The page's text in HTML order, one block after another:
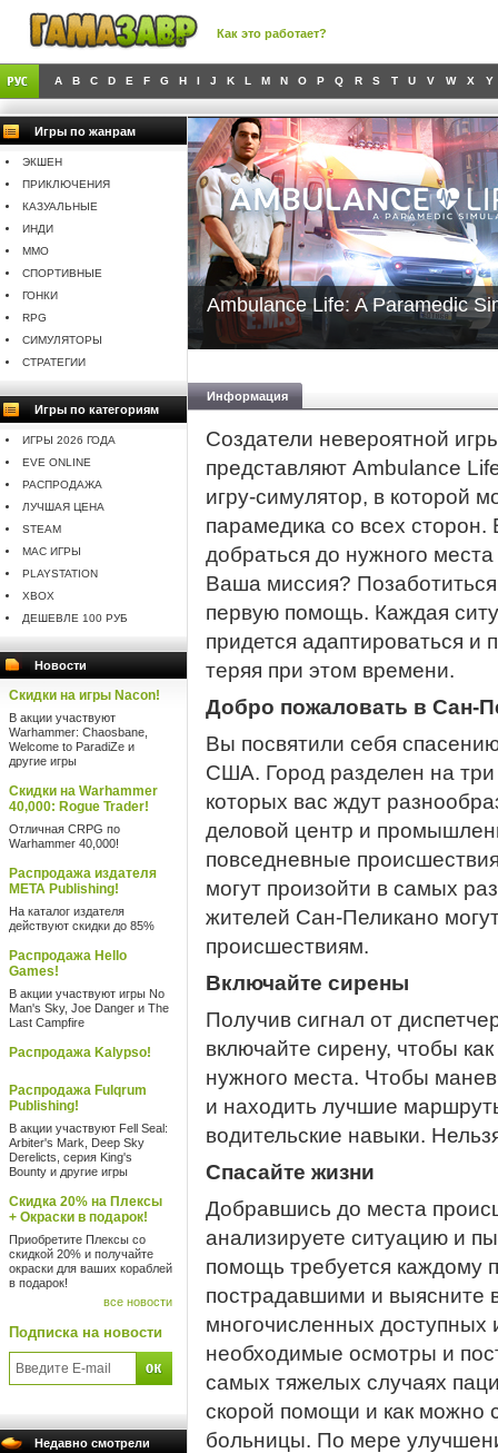
Как это работает?
A B C D E F G H I J K L M N O P Q R S T U V W X Y
Игры по жанрам
ЭКШЕН
ПРИКЛЮЧЕНИЯ
КАЗУАЛЬНЫЕ
ИНДИ
MMO
СПОРТИВНЫЕ
ГОНКИ
RPG
СИМУЛЯТОРЫ
СТРАТЕГИИ
Игры по категориям
ИГРЫ 2026 ГОДА
EVE ONLINE
РАСПРОДАЖА
ЛУЧШАЯ ЦЕНА
STEAM
MAC ИГРЫ
PLAYSTATION
XBOX
ДЕШЕВЛЕ 100 РУБ
Новости
Скидки на игры Nacon!
В акции участвуют
Warhammer: Chaosbane,
Welcome to ParadiZe и
другие игры
Скидки на Warhammer
40,000: Rogue Trader!
Отличная CRPG по
Warhammer 40,000!
Распродажа издателя
META Publishing!
На каталог издателя
действуют скидки до 85%
Распродажа Hello
Games!
В акции участвуют игры No
Man's Sky, Joe Danger и The
Last Campfire
Распродажа Kalypso!
Распродажа Fulqrum
Publishing!
В акции участвуют Fell Seal:
Arbiter's Mark, Deep Sky
Derelicts, серия King's
Bounty и другие игры
Скидка 20% на Плексы
+ Окраски в подарок!
Приобретите Плексы со
скидкой 20% и получайте
окраски для ваших кораблей
в подарок!
все новости
Подписка на новости
Недавно смотрели
Ambulance Life: A Paramedic
Информация
Создатели невероятной
представляют Ambulance
игру-симулятор, в которой
парамедика со всех
добраться до нужного
Ваша миссия?
первую помощь. Каждая
придется адаптироваться
теряя при этом времени.
Добро пожаловать в Сан-
Вы посвятили себя
США. Город разделен на три
которых вас ждут
деловой центр и
повседневные
могут произойти в самых
жителей Сан-Пеликано
происшествиям.
Включайте сирены
Получив сигнал от
включайте сирену, чтобы
нужного места. Чтобы
и находить лучшие
водительские навыки.
Спасайте жизни
Добравшись до места
анализируете ситуацию и
помощь требуется каждому
пострадавшими и
многочисленных доступных
необходимые осмотры и
самых тяжелых случаях
скорой помощи и как можно
больницы. По мере